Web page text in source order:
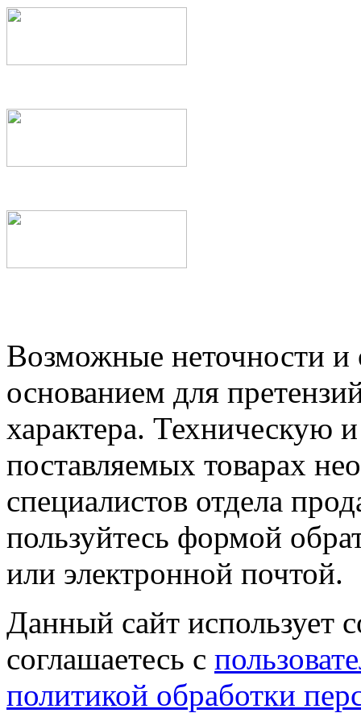
Возможные неточности и
основанием для
характера.
поставляемых товарах
специалистов отдела
пользуйтесь формой
или электронной почтой.
Данный сайт использует
соглашаетесь с
политикой обработки